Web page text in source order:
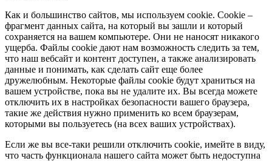
Как и большинство сайтов, мы используем cookie. Cookie –
фрагмент данных сайта, на который вы зашли и который
сохраняется на вашем компьютере. Они не наносят никакого
ущерба. Файлы cookie дают нам возможность следить за тем,
что наш вебсайт и контент доступен, а также анализировать
данные и понимать, как сделать сайт еще более
дружелюбным. Некоторые файлы cookie будут храниться на
вашем устройстве, пока вы не удалите их. Вы всегда можете
отключить их в настройках безопасности вашего браузера,
такие же действия нужно применить ко всем браузерам,
которыми вы пользуетесь (на всех ваших устройствах).
Если же вы все-таки решили отключить cookie, имейте в виду,
что часть функционала нашего сайта может быть недоступна